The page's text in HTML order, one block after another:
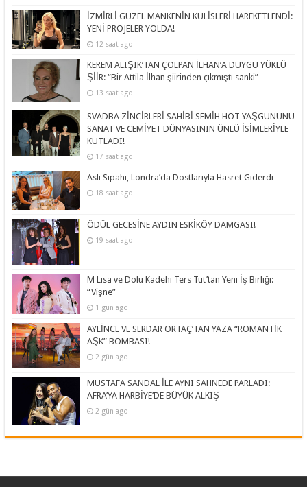
İZMİRLİ GÜZEL MANKENİN KULİSLERİ HAREKETLENDİ:
YENİ PROJELER YOLDA!
12 saat ago
KEREM ALIŞIK’TAN ÇOLPAN İLHAN’A DUYGU YÜKLÜ
ŞİİR: “Bir Attila İlhan şiirinden çıkmıştı sanki”
13 saat ago
SVADBA ZİNCİRLERİ SAHİBİ SEMİH HOT YAŞGÜNÜNÜ
SANAT VE CEMİYET DÜNYASININ ÜNLÜ İSİMLERİYLE
KUTLADI!
17 saat ago
Aslı Sipahi, Londra’da Dostlarıyla Hasret Giderdi
18 saat ago
ÖDÜL GECESİNE AYDIN ESKİKÖY DAMGASI!
19 saat ago
M Lisa ve Dolu Kadehi Ters Tut’tan Yeni İş Birliği:
“Vişne”
1 gün ago
AYLİNCE VE SERDAR ORTAÇ’TAN YAZA “ROMANTİK
AŞK” BOMBASI!
2 gün ago
MUSTAFA SANDAL İLE AYNI SAHNEDE PARLADI:
AFRA’YA HARBİYE’DE BÜYÜK ALKIŞ
2 gün ago